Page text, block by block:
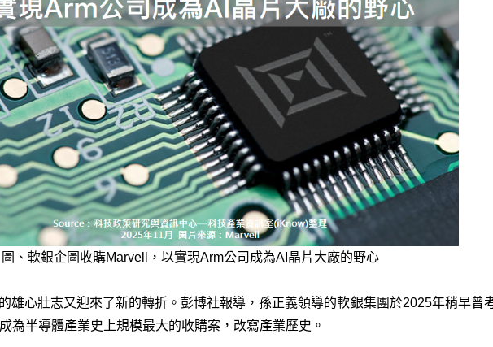
圖、軟銀企圖收購Marvell，以實現Arm公司成為AI晶片大廠的野心
雄心壯志又迎來了新的轉折。彭博社報導，孫正義領導的軟銀集團於2025年稍早曾
為半導體產業史上規模最大的收購案，改寫產業歷史。